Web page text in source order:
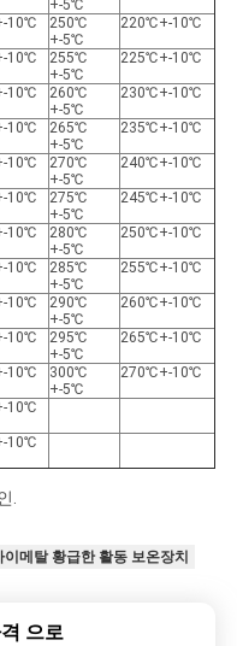
+-5℃
10℃
250℃
+-5℃
220℃+-10℃
10℃
255℃
+-5℃
225℃+-10℃
10℃
260℃
+-5℃
230℃+-10℃
10℃
265℃
+-5℃
235℃+-10℃
10℃
270℃
+-5℃
240℃+-10℃
10℃
275℃
+-5℃
245℃+-10℃
10℃
280℃
+-5℃
250℃+-10℃
10℃
285℃
+-5℃
255℃+-10℃
10℃
290℃
+-5℃
260℃+-10℃
10℃
295℃
+-5℃
265℃+-10℃
10℃
300℃
+-5℃
270℃+-10℃
10℃
10℃
.
이메탈 황급한 활동 보온장치
으로